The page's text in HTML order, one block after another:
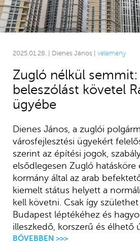
2025.01.28. | Dienes János | vélemény
Zugló nélkül
beleszólást követel
ügyébe
Dienes János, a zuglói
városfejlesztési ügyekért
szerint az építési jogok,
elsődlegesen Zugló hatásköre
kormány által az arab
kiemelt státus helyett a
kell követni. Csak így
Budapest léptékéhez és
illeszkedő, korszerű és élhető
BŐVEBBEN >>>